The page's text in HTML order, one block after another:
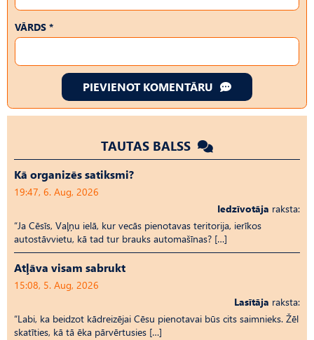
VĀRDS *
PIEVIENOT KOMENTĀRU
TAUTAS BALSS
Kā organizēs satiksmi?
19:47, 6. Aug, 2026
Iedzīvotāja raksta:
“Ja Cēsīs, Vaļņu ielā, kur vecās pienotavas teritorija, ierīkos
autostāvvietu, kā tad tur brauks automašīnas? […]
Atļāva visam sabrukt
15:08, 5. Aug, 2026
Lasītāja raksta:
“Labi, ka beidzot kādreizējai Cēsu pienotavai būs cits saimnieks. Žēl
skatīties, kā tā ēka pārvērtusies […]